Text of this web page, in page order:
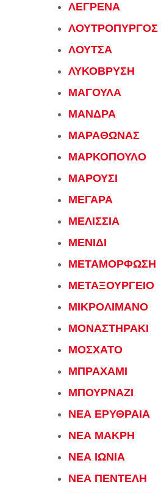
ΛΕΓΡΕΝΑ
ΛΟΥΤΡΟΠΥΡΓΟΣ
ΛΟΥΤΣΑ
ΛΥΚΟΒΡΥΣΗ
ΜΑΓΟΥΛΑ
ΜΑΝΔΡΑ
ΜΑΡΑΘΩΝΑΣ
ΜΑΡΚΟΠΟΥΛΟ
ΜΑΡΟΥΣΙ
ΜΕΓΑΡΑ
ΜΕΛΙΣΣΙΑ
ΜΕΝΙΔΙ
ΜΕΤΑΜΟΡΦΩΣΗ
ΜΕΤΑΞΟΥΡΓΕΙΟ
ΜΙΚΡΟΛΙΜΑΝΟ
ΜΟΝΑΣΤΗΡΑΚΙ
ΜΟΣΧΑΤΟ
ΜΠΡΑΧΑΜΙ
ΜΠΟΥΡΝΑΖΙ
ΝΕΑ ΕΡΥΘΡΑΙΑ
ΝΕΑ ΜΑΚΡΗ
ΝΕΑ ΙΩΝΙΑ
ΝΕΑ ΠΕΝΤΕΛΗ